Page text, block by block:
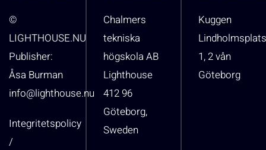
©
LIGHTHOUSE.NU
Publisher:
Åsa Burman
info@lighthouse.nu
Integritetspolicy
/
Chalmers
tekniska
högskola AB
Lighthouse
412 96
Göteborg,
Sweden
Kuggen
1, 2 vån
Göteborg